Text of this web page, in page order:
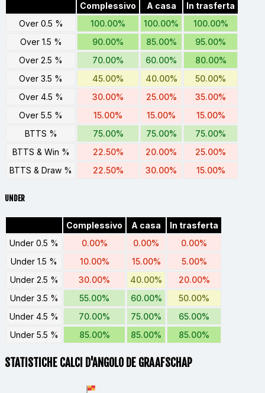
Complessivo A casa
In trasferta
Over 0.5 %
100.00% 100.00%
100.00%
Over 1.5 %
90.00% 85.00%
95.00%
Over 2.5 %
70.00% 60.00%
80.00%
Over 3.5 %
45.00% 40.00%
50.00%
Over 4.5 %
30.00% 25.00%
35.00%
Over 5.5 %
15.00% 15.00%
15.00%
BTTS %
75.00% 75.00%
75.00%
BTTS & Win %
22.50% 20.00%
25.00%
BTTS & Draw %
22.50% 30.00% 15.00%
UNDER
Complessivo A casa
In trasferta
Under 0.5 %
0.00% 0.00%
0.00%
Under 1.5 %
10.00% 15.00%
5.00%
Under 2.5 %
30.00% 40.00%
20.00%
Under 3.5 %
55.00% 60.00%
50.00%
Under 4.5 %
70.00% 75.00%
65.00%
Under 5.5 %
85.00% 85.00% 85.00%
STATISTICHE CALCI D'ANGOLO DE GRAAFSCHAP